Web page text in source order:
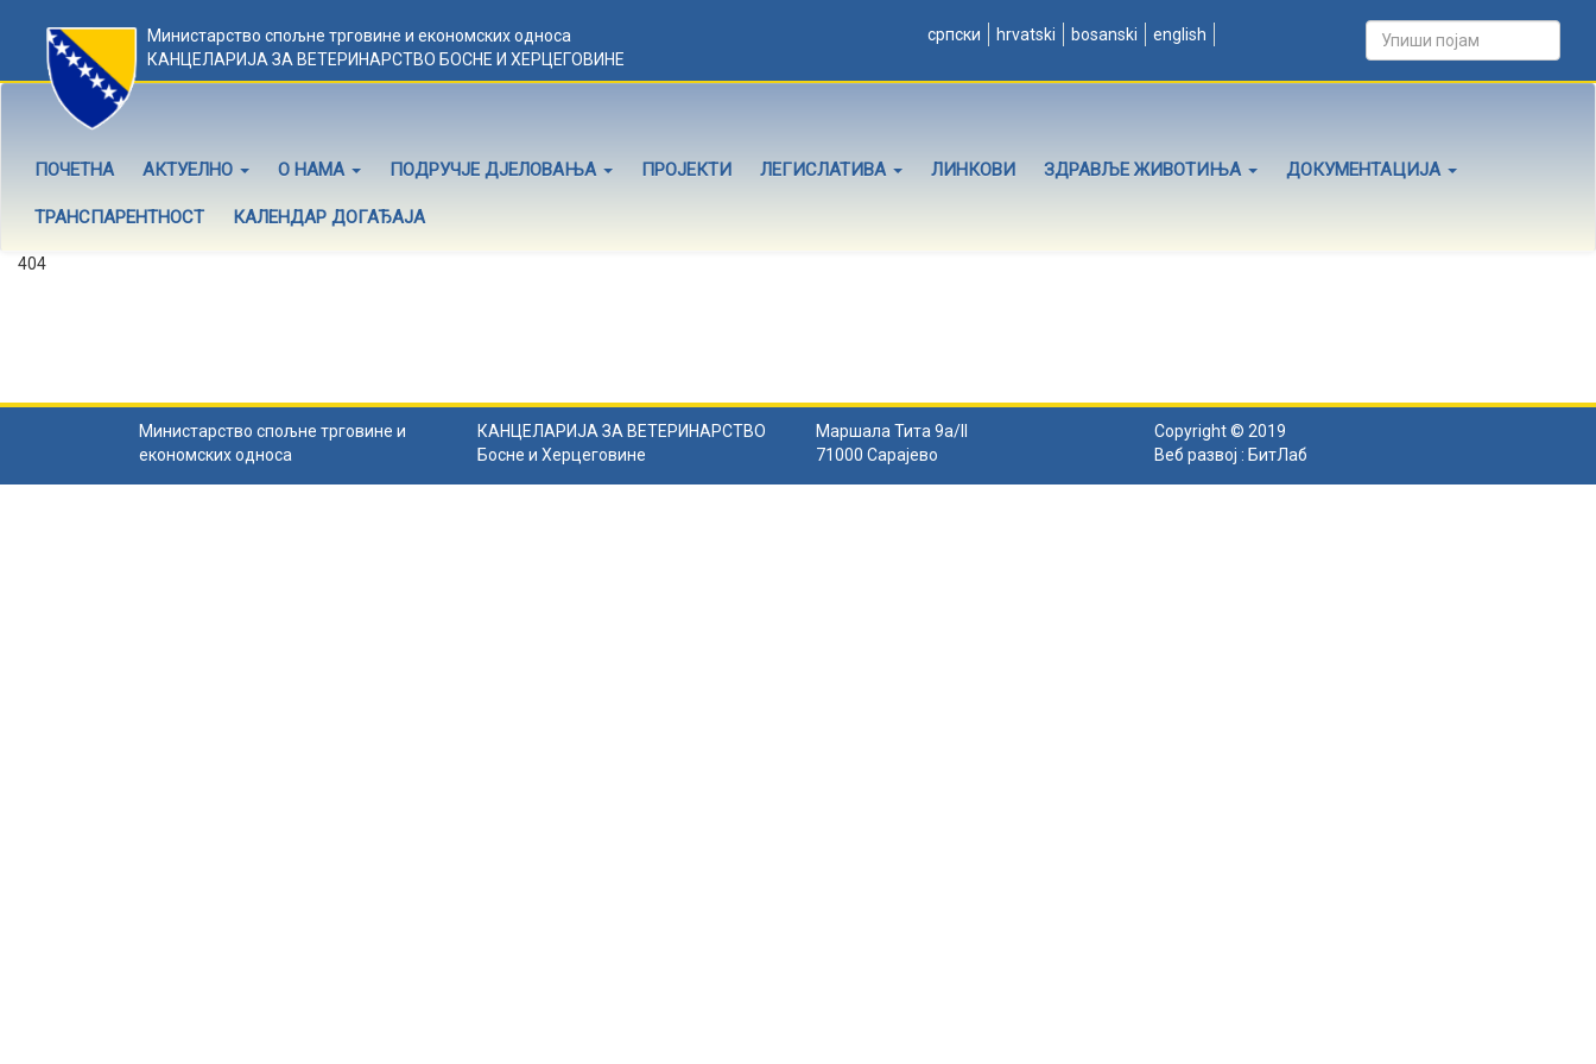
Министарство спољне трговине и економских односа
КАНЦЕЛАРИЈА ЗА ВЕТЕРИНАРСТВО БОСНЕ И ХЕРЦЕГОВИНЕ
српски hrvatski bosanski english
ПОЧЕТНА АКТУЕЛНО О НАМА ПОДРУЧЈЕ ДЈЕЛОВАЊА ПРОЈЕКТИ ЛЕГИСЛАТИВА ЛИНКОВИ ЗДРАВЉЕ ЖИВОТИЊА ДОКУМЕНТАЦИЈА
ТРАНСПАРЕНТНОСТ КАЛЕНДАР ДОГАЂАЈА
404
Министарство спољне трговине и
економских односа
КАНЦЕЛАРИЈА ЗА ВЕТЕРИНАРСТВО
Босне и Херцеговине
Маршала Тита 9а/II
71000 Сарајево
Copyright © 2019
Веб развој : БитЛаб